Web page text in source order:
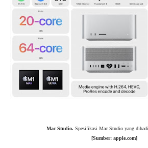
Mac Studio. Spesifikasi Mac Studio yang
[Sumber: apple.com]